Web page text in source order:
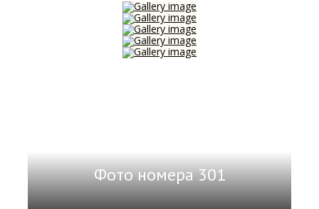
Фото номера 301